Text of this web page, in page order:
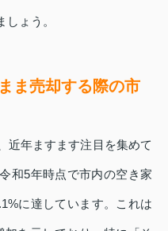
ょう。
ま売却する際の市
近年ますます注目を集めて
和5年時点で市内の空き家
に達しています。これは